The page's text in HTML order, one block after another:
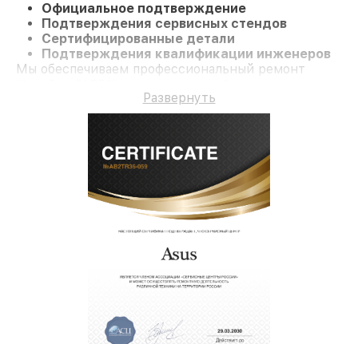
Официальное подтверждение
Подтверждения сервисных стендов
Сертифицированные детали
Подтверждения квалификации инженеров
Мы обеспечиваем профессиональный ремонт
Развернуть